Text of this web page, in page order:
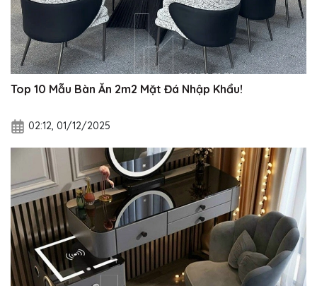
Top 10 Mẫu Bàn Ăn 2m2 Mặt Đá Nhập Khẩu!
02:12, 01/12/2025